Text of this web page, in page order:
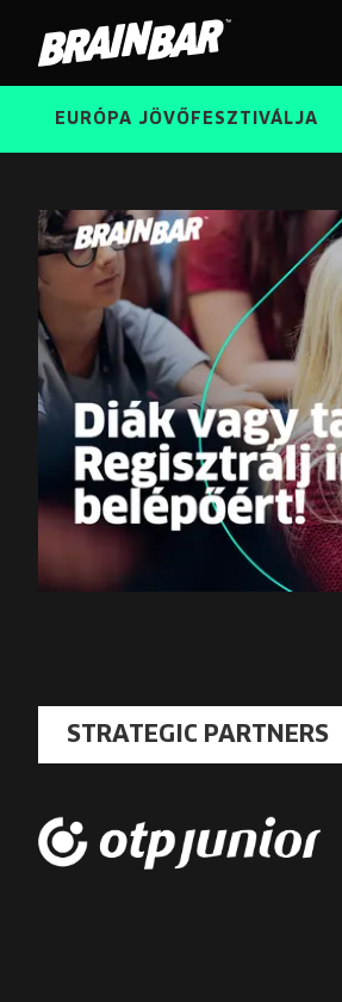
Bar
EURÓPA JÖVŐFESZTIVÁLJA
STRATEGIC PARTNERS